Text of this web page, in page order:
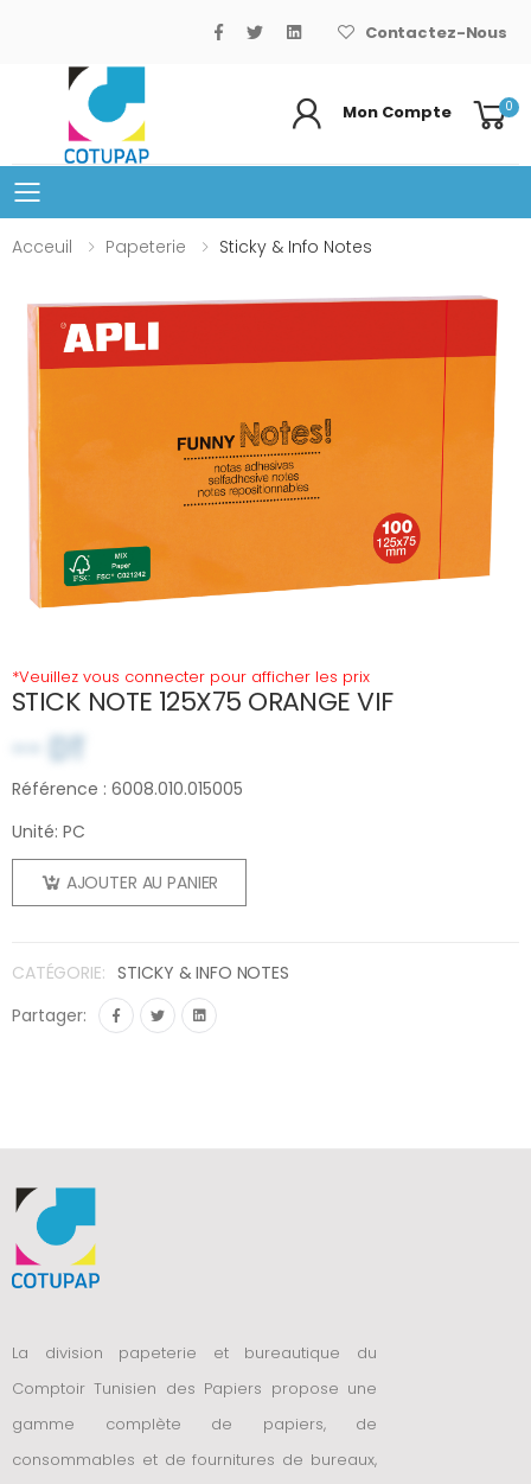
Contactez-Nous
Mon Compte 0
Basculer le menu mobile
Acceuil Papeterie Sticky & Info Notes
*Veuillez vous connecter pour afficher les prix
STICK NOTE 125X75 ORANGE VIF
-- DT
Référence : 6008.010.015005
Unité: PC
AJOUTER AU PANIER
CATÉGORIE: STICKY & INFO NOTES
Partager:
La division papeterie et bureautique du
Comptoir Tunisien des Papiers propose une
gamme complète de papiers, de
consommables et de fournitures de bureaux,